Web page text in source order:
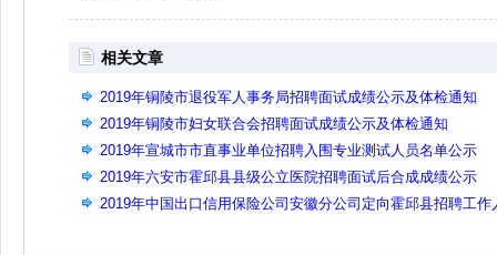
相关文章
2019年铜陵市退役军人事务局招聘面试成绩公示及体检通知
2019年铜陵市妇女联合会招聘面试成绩公示及体检通知
2019年宣城市市直事业单位招聘入围专业测试人员名单公示
2019年六安市霍邱县县级公立医院招聘面试后合成成绩公示
2019年中国出口信用保险公司安徽分公司定向霍邱县招聘工作